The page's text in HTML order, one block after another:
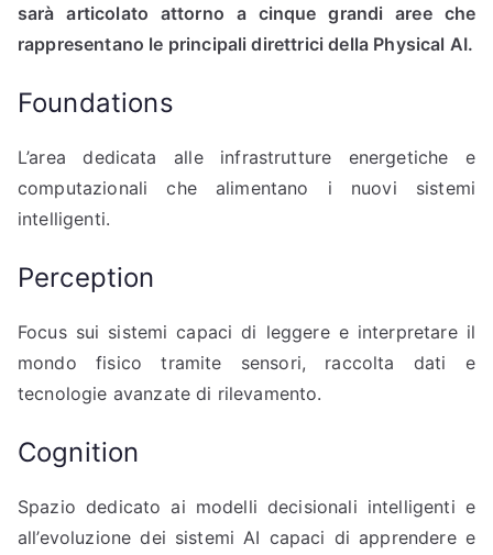
sarà articolato attorno a cinque grandi aree che
rappresentano le principali direttrici della Physical AI.
Foundations
L’area dedicata alle infrastrutture energetiche e
computazionali che alimentano i nuovi sistemi
intelligenti.
Perception
Focus sui sistemi capaci di leggere e interpretare il
mondo fisico tramite sensori, raccolta dati e
tecnologie avanzate di rilevamento.
Cognition
Spazio dedicato ai modelli decisionali intelligenti e
all’evoluzione dei sistemi AI capaci di apprendere e